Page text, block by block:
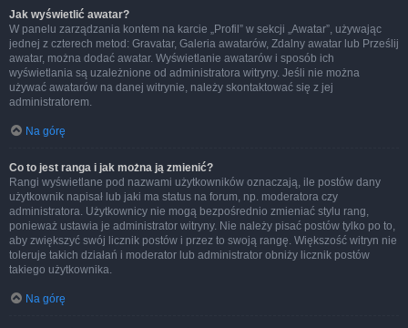
Jak wyświetlić awatar?
W panelu zarządzania kontem na karcie „Profil” w sekcji „Awatar”, używając
jednej z czterech metod: Gravatar, Galeria awatarów, Zdalny awatar lub Prześlij
awatar, można dodać awatar. Wyświetlanie awatarów i sposób ich
wyświetlania są uzależnione od administratora witryny. Jeśli nie można
używać awatarów na danej witrynie, należy skontaktować się z jej
administratorem.
Na górę
Co to jest ranga i jak można ją zmienić?
Rangi wyświetlane pod nazwami użytkowników oznaczają, ile postów dany
użytkownik napisał lub jaki ma status na forum, np. moderatora czy
administratora. Użytkownicy nie mogą bezpośrednio zmieniać stylu rang,
ponieważ ustawia je administrator witryny. Nie należy pisać postów tylko po to,
aby zwiększyć swój licznik postów i przez to swoją rangę. Większość witryn nie
toleruje takich działań i moderator lub administrator obniży licznik postów
takiego użytkownika.
Na górę